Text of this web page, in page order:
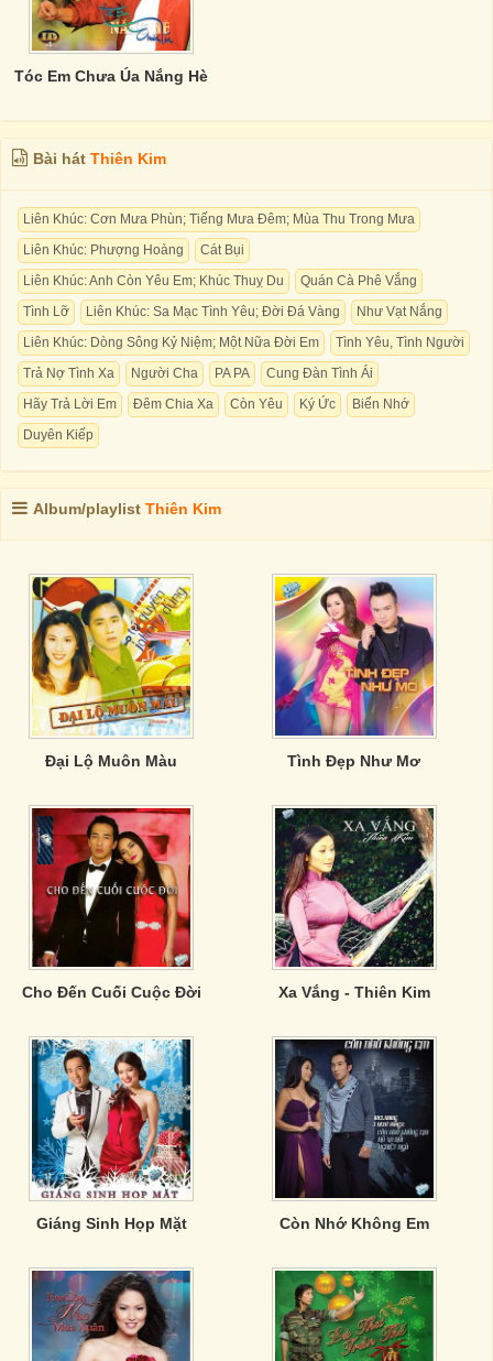
Tóc Em Chưa Úa Nắng Hè
Bài hát Thiên Kim
Liên Khúc: Cơn Mưa Phùn; Tiếng Mưa Đêm; Mùa Thu Trong Mưa
Liên Khúc: Phượng Hoàng
Cát Bụi
Liên Khúc: Anh Còn Yêu Em; Khúc Thuỵ Du
Quán Cà Phê Vắng
Tình Lỡ
Liên Khúc: Sa Mạc Tình Yêu; Đời Đá Vàng
Như Vạt Nắng
Liên Khúc: Dòng Sông Kỷ Niệm; Một Nữa Đời Em
Tình Yêu, Tình Người
Trả Nợ Tình Xa
Người Cha PA PA
Cung Đàn Tình Ái
Hãy Trả Lời Em
Đêm Chia Xa Còn Yêu Ký Ức
Biển Nhớ
Duyên Kiếp
Album/playlist Thiên Kim
Đại Lộ Muôn Màu Tình Đẹp Như Mơ
Cho Đến Cuối Cuộc Đời Xa Vắng - Thiên Kim
Giáng Sinh Họp Mặt Còn Nhớ Không Em